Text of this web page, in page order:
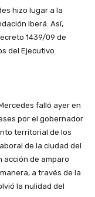
hizo lugar a la
Iberá. Así,
1439/09 de
del Ejecutivo
falló ayer en
por el gobernador
territorial de los
de la ciudad del
acción de amparo
a través de la
la nulidad del